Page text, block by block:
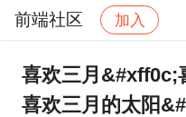
前端社区 加入
社区 前端社区
喜欢三月&#xff0c;
喜欢三月的太阳